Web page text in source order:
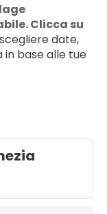
Clicca su
date,
in base alle tue